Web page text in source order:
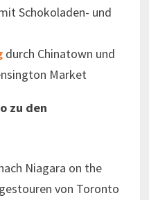
Schokoladen- und
durch Chinatown und
Market
zu den
Niagara on the
von Toronto